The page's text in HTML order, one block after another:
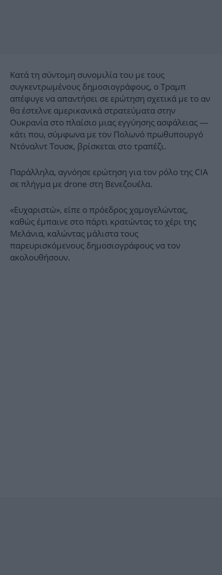
Κατά τη σύντομη συνομιλία του με τους
συγκεντρωμένους δημοσιογράφους, ο Τραμπ
απέφυγε να απαντήσει σε ερώτηση σχετικά με το αν
θα έστελνε αμερικανικά στρατεύματα στην
Ουκρανία στο πλαίσιο μιας εγγύησης ασφάλειας —
κάτι που, σύμφωνα με τον Πολωνό πρωθυπουργό
Ντόναλντ Τουσκ, βρίσκεται στο τραπέζι.
Παράλληλα, αγνόησε ερώτηση για τον ρόλο της CIA
σε πλήγμα με drone στη Βενεζουέλα.
«Ευχαριστώ», είπε ο πρόεδρος χαμογελώντας,
καθώς έμπαινε στο πάρτι κρατώντας το χέρι της
Μελάνια, καλώντας μάλιστα τους
παρευρισκόμενους δημοσιογράφους να τον
ακολουθήσουν.